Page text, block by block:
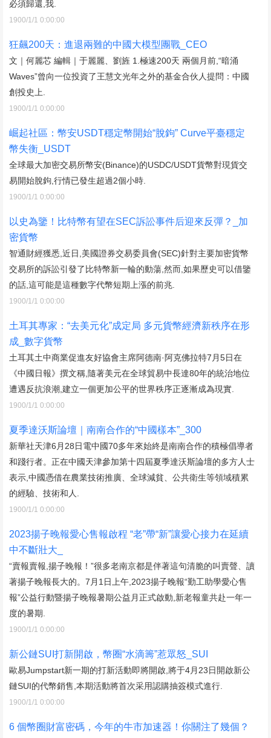
必須歸還,我.
1900/1/1 0:00:00
狂飆200天：進退兩難的中國大模型團戰_CEO
文｜何麗芯 編輯｜于麗麗、劉旌 1.極速200天 兩個月前,“暗涌
Waves”曾向一位投資了王慧文光年之外的基金合伙人提問：中國
創投史上.
1900/1/1 0:00:00
崛起社區：幣安USDT穩定幣開始“脫鉤” Curve平臺穩定
幣失衡_USDT
全球最大加密交易所幣安(Binance)的USDC/USDT貨幣對現貨交
易開始脫鉤,行情已發生超過2個小時.
1900/1/1 0:00:00
以史為鑒！比特幣有望在SEC訴訟事件后迎來反彈？_加
密貨幣
智通財經獲悉,近日,美國證券交易委員會(SEC)針對主要加密貨幣
交易所的訴訟引發了比特幣新一輪的動蕩,然而,如果歷史可以借鑒
的話,這可能是這種數字代幣短期上漲的前兆.
1900/1/1 0:00:00
土耳其專家：“去美元化”成定局 多元貨幣經濟新秩序在形
成_數字貨幣
土耳其土中商業促進友好協會主席阿德南·阿克佛拉特7月5日在
《中國日報》撰文稱,隨著美元在全球貿易中長達80年的統治地位
遭遇反抗浪潮,建立一個更加公平的世界秩序正逐漸成為現實.
1900/1/1 0:00:00
夏季達沃斯論壇｜南南合作的“中國樣本”_300
新華社天津6月28日電中國70多年來始終是南南合作的積極倡導者
和踐行者。正在中國天津參加第十四屆夏季達沃斯論壇的多方人士
表示,中國憑借在農業技術推廣、全球減貧、公共衛生等領域積累
的經驗、技術和人.
1900/1/1 0:00:00
2023揚子晚報愛心售報啟程 “老”帶“新”讓愛心接力在延續
中不斷壯大_
“賣報賣報,揚子晚報！”很多老南京都是伴著這句清脆的叫賣聲、讀
著揚子晚報長大的。7月1日上午,2023揚子晚報“勤工助學愛心售
報”公益行動暨揚子晚報暑期公益月正式啟動,新老報童共赴一年一
度的暑期.
1900/1/1 0:00:00
新公鏈SUI打新開啟，幣圈“水滴籌”惹眾怒_SUI
歐易Jumpstart新一期的打新活動即將開啟,將于4月23日開啟新公
鏈SUI的代幣銷售,本期活動將首次采用認購抽簽模式進行.
1900/1/1 0:00:00
6 個幣圈財富密碼，今年的牛市加速器！你關注了幾個？